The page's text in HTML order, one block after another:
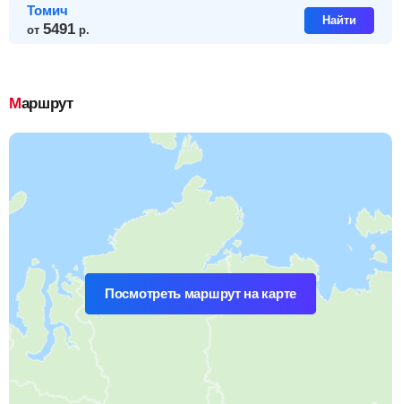
Томич
от 5491 р.
Найти
Маршрут
Посмотреть маршрут на карте